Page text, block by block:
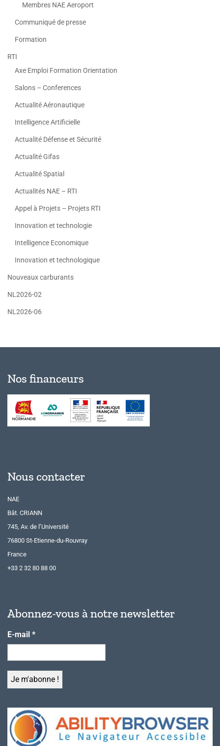
Membres NAE Aeroport
Communiqué de presse
Formation
RTI
Axe Emploi Formation Orientation
Salons – Conferences
Actualité Aéronautique
Intelligence Artificielle
Actualité Défense et Sécurité
Actualité Gifas
Actualité Spatial
Actualités NAE – RTI
Appel à Projets – Projets RTI
Innovation et technologie
Intelligence Economique
Innovation et technologique
Nouveaux carburants
NL2026-02
NL2026-06
Nos financeurs
Nous contacter
NAE
Bât. CRIANN
745, Av. de l’Université
76800 St-Etienne-du-Rouvray
France
+33 2 32 80 88 00
Abonnez-vous à notre newsletter
E-mail *